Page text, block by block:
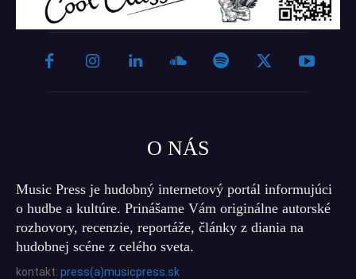
O NÁS
Music Press je hudobný internetový portál informujúci
o hudbe a kultúre. Prinášame Vám originálne autorské
rozhovory, recenzie, reportáže, články z diania na
hudobnej scéne z celého sveta.
kontakt: press(a)musicpress.sk